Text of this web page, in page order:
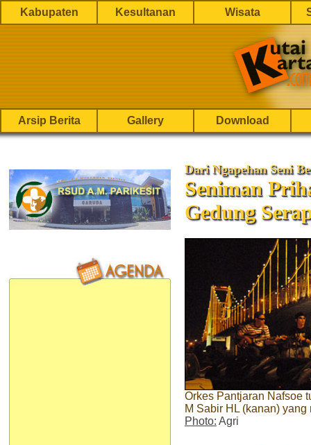
Kabupaten Kesultanan Wisata
Arsip Berita Gallery Download
Dari Ngapehan Seni
Seniman
Gedung
Orkes Pantjaran Nafsoe
M Sabir HL (kanan)
Photo: Agri